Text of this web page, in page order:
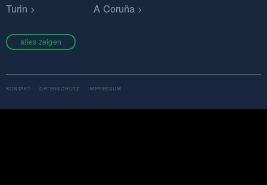
Turin
A Coruña
alles zeigen
KONTAKT DATENSCHUTZ IMPRESSUM